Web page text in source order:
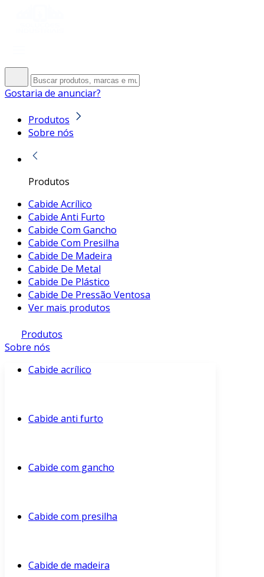
Gostaria de anunciar?
Produtos
Sobre nós
Produtos
Cabide Acrílico
Cabide Anti Furto
Cabide Com Gancho
Cabide Com Presilha
Cabide De Madeira
Cabide De Metal
Cabide De Plástico
Cabide De Pressão Ventosa
Ver mais produtos
Produtos
Sobre nós
Cabide acrílico
Cabide anti furto
Cabide com gancho
Cabide com presilha
Cabide de madeira